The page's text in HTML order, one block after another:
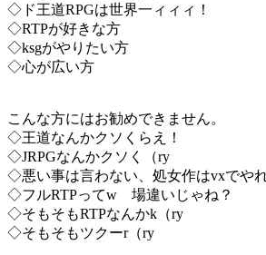
◇ド王道RPGは世界一ィィィ！
◇RTPが好きな方
◇ksgがやりたい方
◇心が広い方
こんな方にはお勧めできません。
◇王道なんかクソくらえ！
◇JRPGなんかクソく（ry
◇悪い事は言わない、処女作はvxでやれ
◇フルRTPってw 場違いじゃね？
◇そもそもRTPなんかk（ry
◇そもそもツクーr（ry